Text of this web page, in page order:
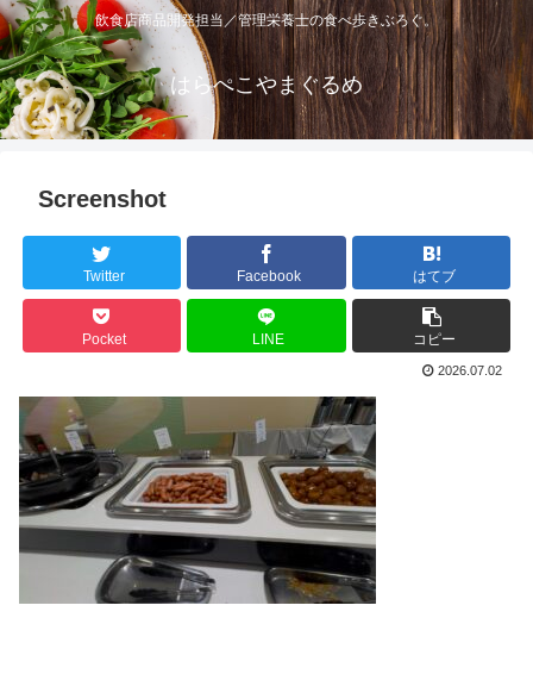
飲食店商品開発担当／管理栄養士の食べ歩きぶろぐ。
はらぺこやまぐるめ
Screenshot
Twitter Facebook はてブ
Pocket LINE コピー
2026.07.02